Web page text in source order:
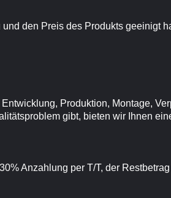
den Preis des Produkts geeinigt
Produktion, Montage,
gibt, bieten wir Ihnen
Anzahlung per T/T, der